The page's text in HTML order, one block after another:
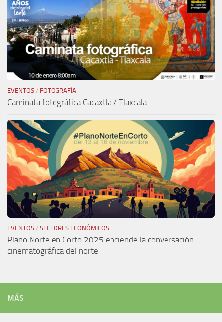
EVENTOS / FOTOGRAFÍA
Caminata fotográfica Cacaxtla / Tlaxcala
EVENTOS / SECTORES ECONÓMICOS
Plano Norte en Corto 2025 enciende la conversación
cinematográfica del norte
MÁS